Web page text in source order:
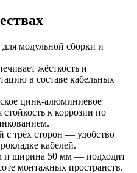
модульной сборки и
жёсткость и
в составе кабельных
цинк‑алюминиевое
к коррозии по
с трёх сторон — удобство
кабелей.
и ширина 50 мм — подходит
монтажных пространств.